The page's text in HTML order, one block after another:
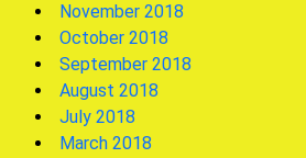
November 2018
October 2018
September 2018
August 2018
July 2018
March 2018